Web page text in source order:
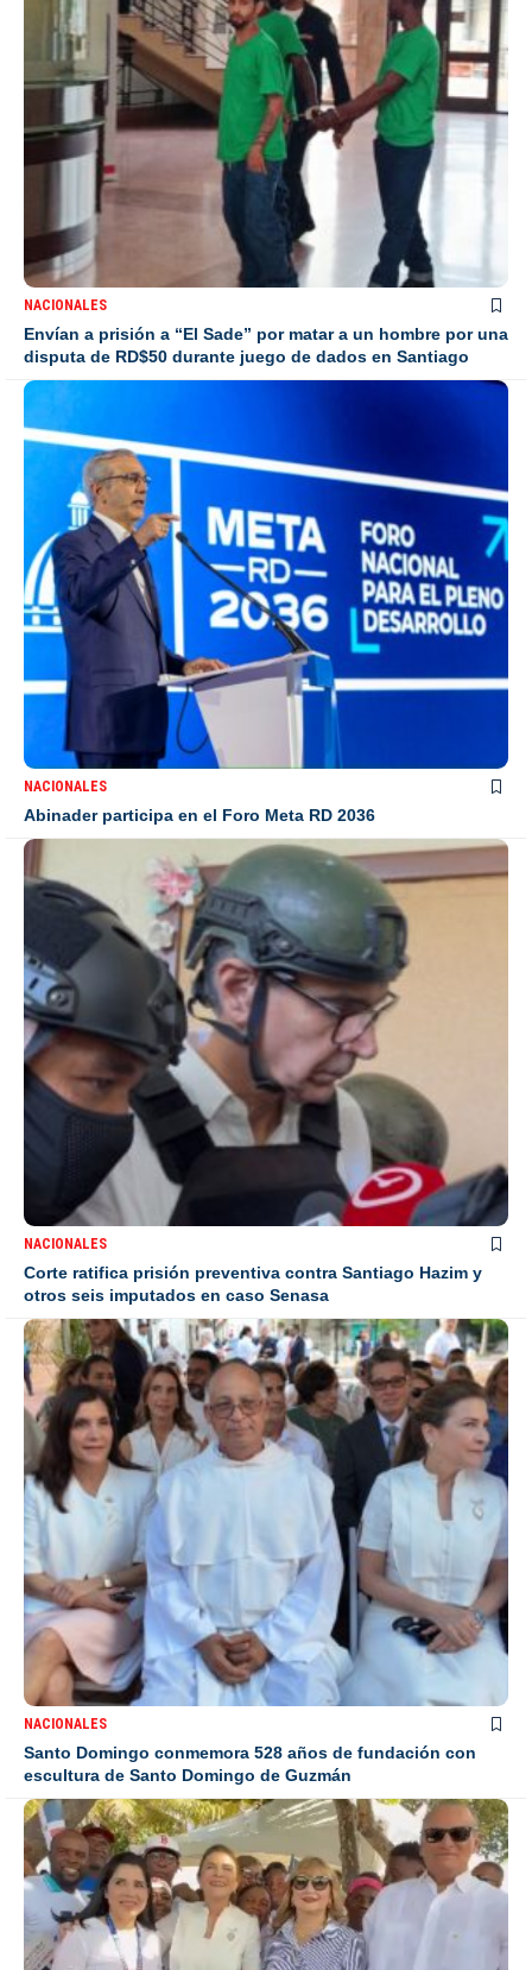
NACIONALES
Envían a prisión a “El Sade” por matar a un hombre por una
disputa de RD$50 durante juego de dados en Santiago
NACIONALES
Abinader participa en el Foro Meta RD 2036
NACIONALES
Corte ratifica prisión preventiva contra Santiago Hazim y
otros seis imputados en caso Senasa
NACIONALES
Santo Domingo conmemora 528 años de fundación con
escultura de Santo Domingo de Guzmán